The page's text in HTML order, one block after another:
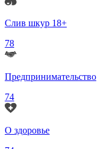
Слив шкур 18+
78
Предпринимательство
74
О здоровье